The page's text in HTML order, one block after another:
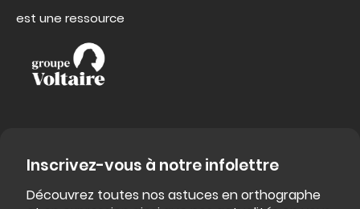
est une ressource
Inscrivez-vous à notre infolettre
Découvrez toutes nos astuces en orthographe